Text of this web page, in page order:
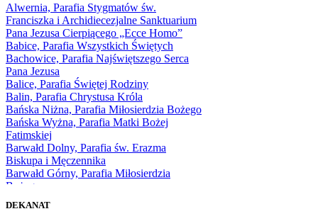
1968
1969
1970
1971
1972
1973
1974
1975
1976
1977
1978
1979
1980
1981
1983
Alwernia, Parafia Stygmatów św.
Franciszka i Archidiecezjalne Sanktuarium
Pana Jezusa Cierpiącego „Ecce Homo”
Babice, Parafia Wszystkich Świętych
Bachowice, Parafia Najświętszego Serca
Pana Jezusa
Balice, Parafia Świętej Rodziny
Balin, Parafia Chrystusa Króla
Bańska Niżna, Parafia Miłosierdzia Bożego
Bańska Wyżna, Parafia Matki Bożej
Fatimskiej
Barwałd Dolny, Parafia św. Erazma
Biskupa i Męczennika
Barwałd Górny, Parafia Miłosierdzia
Bożego
Bęczarka, Parafia Matki Boskiej
DEKANAT